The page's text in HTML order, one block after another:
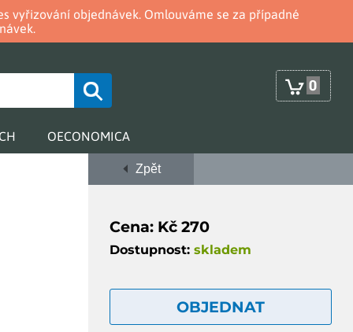
vyřizování objednávek. Omlouváme se za případné
0
OECONOMICA
Zpět
Cena: Kč 270
Dostupnost: skladem
OBJEDNAT